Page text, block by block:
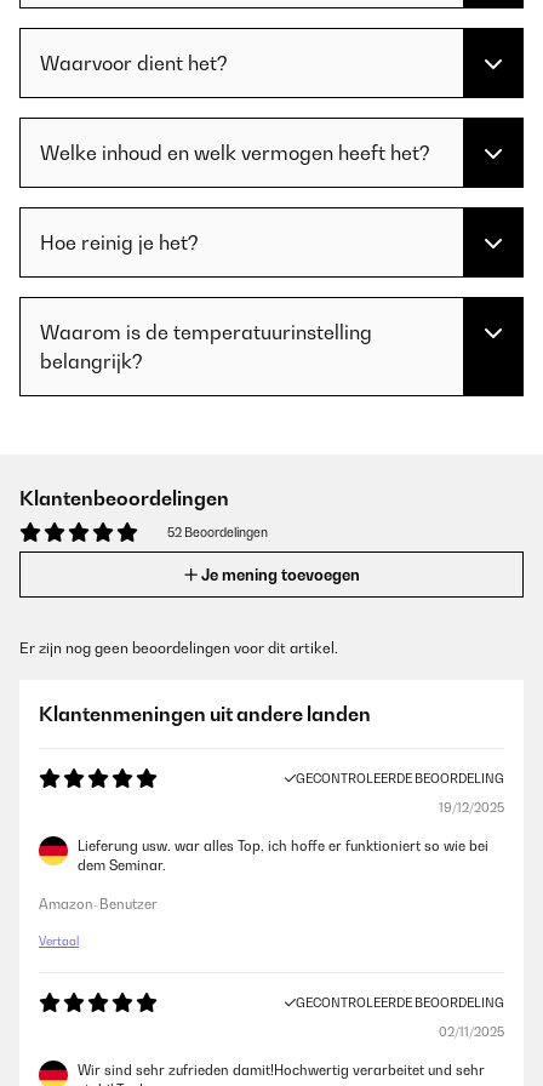
Waarvoor dient het?
Welke inhoud en welk vermogen heeft het?
Hoe reinig je het?
Waarom is de temperatuurinstelling
belangrijk?
Klantenbeoordelingen
52 Beoordelingen
Je mening toevoegen
Er zijn nog geen beoordelingen voor dit artikel.
Klantenmeningen uit andere landen
GECONTROLEERDE BEOORDELING
19/12/2025
Lieferung usw. war alles Top, ich hoffe er funktioniert so wie bei
dem Seminar.
Amazon-Benutzer
Vertaal
GECONTROLEERDE BEOORDELING
02/11/2025
Wir sind sehr zufrieden damit!Hochwertig verarbeitet und sehr